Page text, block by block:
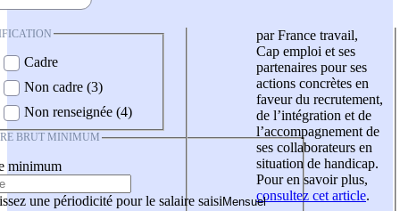
Cadre
Non cadre (3)
Non renseignée (4)
BRUT MINIMUM
minimum
une périodicité pour le salaire saisi
par France travail,
Cap emploi et ses
partenaires pour ses
actions concrètes en
faveur du recrutement,
de l’intégration et de
l’accompagnement de
ses collaborateurs en
situation de handicap.
Pour en savoir plus,
consultez cet article.